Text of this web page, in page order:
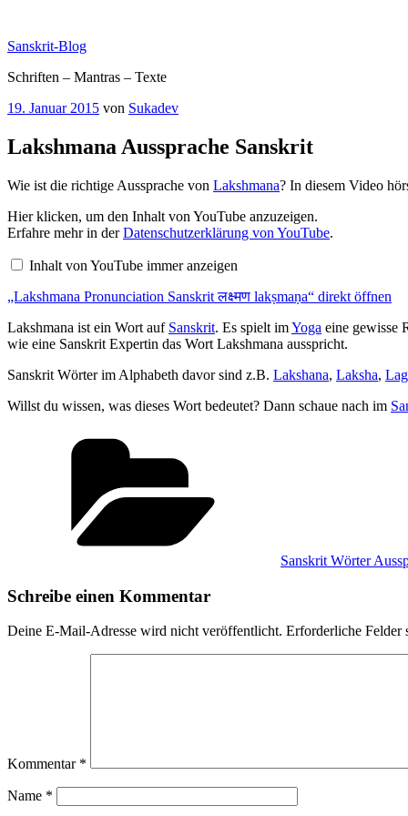
springen
Sanskrit-Blog
Schriften – Mantras – Texte
Veröffentlicht
19. Januar 2015 von Sukadev
Lakshmana Aussprache Sanskrit
Wie ist die richtige Aussprache von Lakshmana? In diesem Video
„Lakshmana
Pronunciation
Sanskrit
lakṣmaṇa“
YouTube
Hier klicken, um den Inhalt von YouTube anzuzeigen.
Erfahre mehr in derDatenschutzerklärung von YouTube.
Inhalt von YouTube immer anzeigen
„Lakshmana Pronunciation Sanskrit लक्ष्मण lakṣmaṇa“ direkt öffnen
Lakshmana ist ein Wort auf Sanskrit. Es spielt imYoga eine gewisse
wie eine Sanskrit Expertin das Wort Lakshmana ausspricht.
Sanskrit Wörter im Alphabeth davor sind z.B. Lakshana, Laksha,
Willst du wissen, was dieses Wort bedeutet? Dann schaue nach im
Sanskrit Wörter
Schreibe einen Kommentar
Deine E-Mail-Adresse wird nicht veröffentlicht. Erforderliche Felder
Kommentar *
Name *